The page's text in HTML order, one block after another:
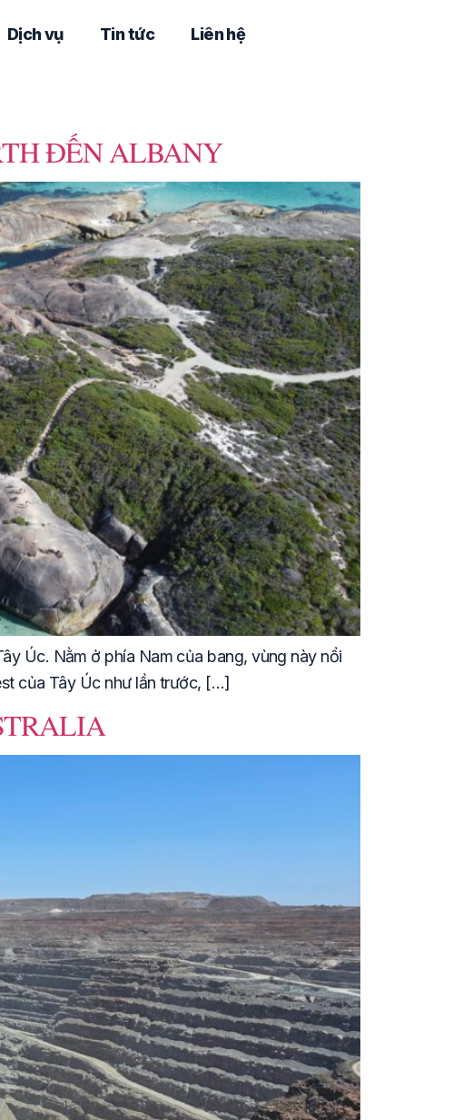
Dịch vụ Tin tức Liên hệ
ĐẾN ALBANY
Úc. Nằm ở phía Nam của bang, vùng này nổi
của Tây Úc như lần trước, […]